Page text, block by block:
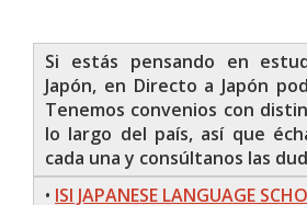
Si estás pensando en
Japón, en Directo a Japón
Tenemos convenios con
lo largo del país, así que
cada una y consúltanos las
• ISI JAPANESE LANGUAGE